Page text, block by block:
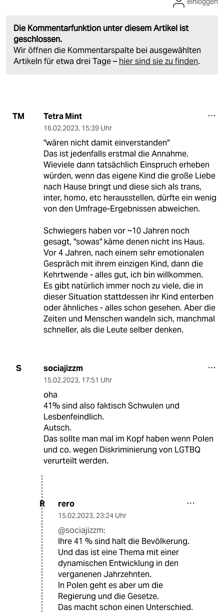
Die Kommentarfunktion unter diesem Artikel ist
geschlossen.
Wir öffnen die Kommentarspalte bei ausgewählten
Artikeln für etwa drei Tage – hier sind sie zu finden.
TM Tetra Mint
16.02.2023, 15:39 Uhr
"wären nicht damit einverstanden"
Das ist jedenfalls erstmal die Annahme.
Wieviele dann tatsächlich Einspruch erheben
würden, wenn das eigene Kind die große Liebe
nach Hause bringt und diese sich als trans,
inter, homo, etc herausstellen, dürfte ein wenig
von den Umfrage-Ergebnissen abweichen.
Schwiegers haben vor ~10 Jahren noch
gesagt, "sowas" käme denen nicht ins Haus.
Vor 4 Jahren, nach einem sehr emotionalen
Gespräch mit ihrem einzigen Kind, dann die
Kehrtwende - alles gut, ich bin willkommen.
Es gibt natürlich immer noch zu viele, die in
dieser Situation stattdessen ihr Kind enterben
oder ähnliches - alles schon gesehen. Aber die
Zeiten und Menschen wandeln sich, manchmal
schneller, als die Leute selber denken.
S sociajizzm
15.02.2023, 17:51 Uhr
oha
41% sind also faktisch Schwulen und
Lesbenfeindlich.
Autsch.
Das sollte man mal im Kopf haben wenn Polen
und co. wegen Diskriminierung von LGTBQ
verurteilt werden.
R rero
15.02.2023, 23:24 Uhr
@sociajizzm:
Ihre 41 % sind halt die Bevölkerung.
Und das ist eine Thema mit einer
dynamischen Entwicklung in den
verganenen Jahrzehnten.
In Polen geht es aber um die
Regierung und die Gesetze.
Das macht schon einen Unterschied.